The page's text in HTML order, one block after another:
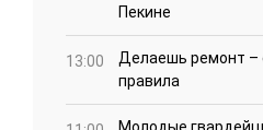
Пекине
13:00
Делаешь ремонт –
правила